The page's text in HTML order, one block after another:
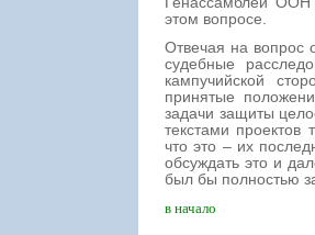
этом вопросе.
Отвечая на вопрос
судебные
кампучийской
принятые
задачи защиты
текстами проектов
что это – их
обсуждать это и
был бы полностью
в начало